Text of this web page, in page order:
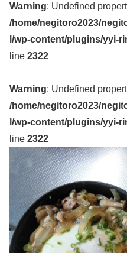
Warning: Undefined
/home/negitoro2023/
l/wp-content/plugins/yyi-
line 2322
Warning: Undefined
/home/negitoro2023/
l/wp-content/plugins/yyi-
line 2322